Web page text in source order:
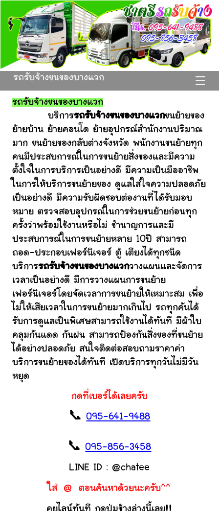
☰
รถรับจ้างขนของบางแวก
รถรับจ้างขนของบางแวก
บริการรถรับจ้างขนของบางแวกขนย้ายของ
ย้ายบ้าน ย้ายคอนโด ย้ายอุปกรณ์สำนักงานปริมาณ
มาก ขนย้ายของกลับต่างจังหวัด พนักงานขนย้ายทุก
คนมีประสบการณ์ในการขนย้ายสิ่งของและมีความ
ตั้งใจในการบริการเป็นอย่างดี มีความเป็นมืออาชีพ
ในการให้บริการขนย้ายของ ดูแลใส่ใจความปลอดภัย
เป็นอย่างดี มีความรับผิดชอบต่องานที่ได้รับมอบ
หมาย ตรวจสอบอุปกรณ์ในการช่วยขนย้ายก่อนทุก
ครั้งว่าพร้อมใช้งานหรือไม่ ชำนาญการและมี
ประสบการณ์ในการขนย้ายหลาย 10ปี สามารถ
ถอด-ประกอบเฟอร์นิเจอร์ ตู้ เตียงได้ทุกชนิด
บริการรถรับจ้างขนของบางแวกวางแผนและจัดการ
เวลาเป็นอย่างดี มีการวางแผนการขนย้าย
เฟอร์นิเจอร์โดยจัดเวลาการขนย้ายให้เหมาะสม เพื่อ
ไม่ให้เสียเวลาในการขนย้ายมากเกินไป รถทุกคันได้
รับการดูแลเป็นพิเศษสามารถใช้งานได้ทันที มีผ้าใบ
คลุมกันแดด กันฝน สามารถป้องกันสิ่งของที่ขนย้าย
ได้อย่างปลอดภัย สนใจติดต่อสอบถามราคาค่า
บริการขนย้ายของได้ทันที เปิดบริการทุกวันไม่มีวัน
หยุด
กดที่เบอร์ได้เลยครับ
📞095-641-9488
📞095-856-3458
LINE ID : @chatee
ใส่ @ ตอนค้นหาด้วยนะครับ^^